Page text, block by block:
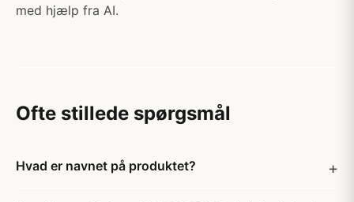
med hjælp fra AI.
Ofte stillede spørgsmål
Hvad er navnet på produktet?